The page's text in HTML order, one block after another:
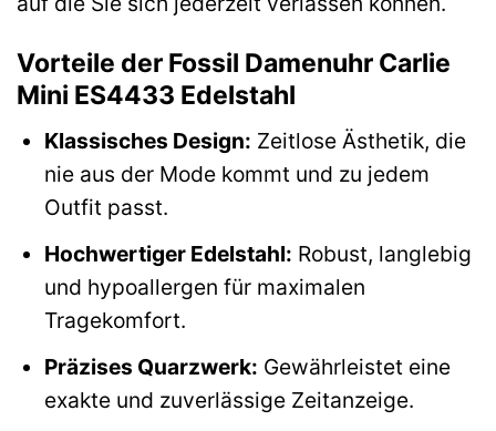
Vorteile der Fossil Damenuhr Carlie
Mini ES4433 Edelstahl
Klassisches Design: Zeitlose Ästhetik, die
nie aus der Mode kommt und zu jedem
Outfit passt.
Hochwertiger Edelstahl: Robust, langlebig
und hypoallergen für maximalen
Tragekomfort.
Präzises Quarzwerk: Gewährleistet eine
exakte und zuverlässige Zeitanzeige.